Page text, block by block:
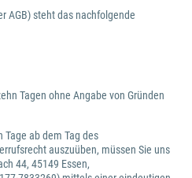
AGB) steht das nachfolgende
Tagen ohne Angabe von Gründen
Tage ab dem Tag des
auszuüben, müssen Sie uns
44, 45149 Essen,